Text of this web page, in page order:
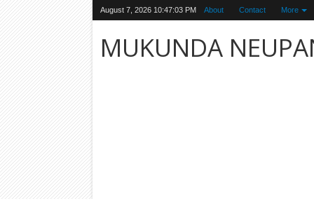
August 7, 2026 10:47:05 PM About Contact More
MUKUNDA